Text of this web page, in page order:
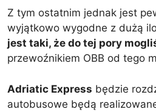
Z tym ostatnim jednak jest
wyjątkowo wygodne z dużą
jest taki, że do tej pory
przewoźnikiem OBB od tego
Adriatic Express będzie
autobusowe będą